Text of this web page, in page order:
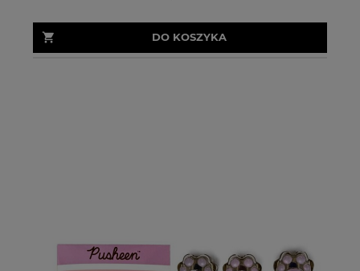
DO KOSZYKA